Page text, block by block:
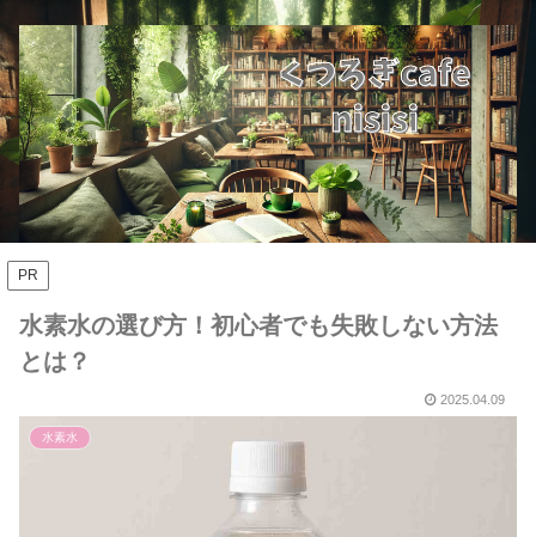
PR
水素水の選び方！初心者でも失敗しない方法
とは？
2025.04.09
水素水